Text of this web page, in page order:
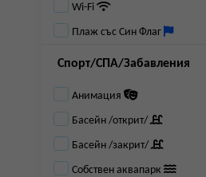
Wi-Fi
Плаж със Син Флаг
Спорт/СПА/Забавления
Анимация
Басейн /открит/
Басейн /закрит/
Собствен аквапарк